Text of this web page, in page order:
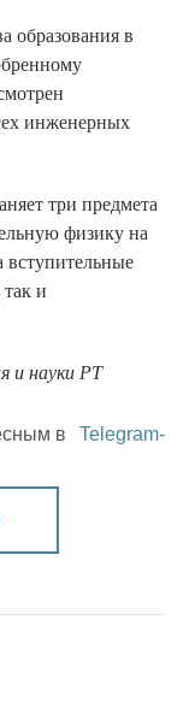
образования в
инженерных
три предмета
физику на
вступительные
и
и науки РТ
в
Telegram-